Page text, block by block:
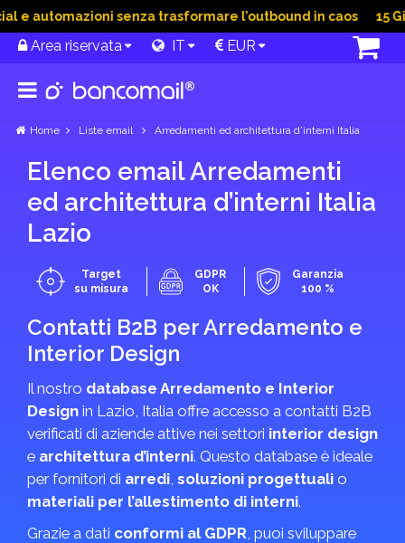
automazioni senza trasformare l’outbound in caos 15 Giu
Area riservata IT EUR
Home Liste email Arredamenti ed architettura d’interni Italia
Elenco email Arredamenti
ed architettura d’interni Italia
Lazio
Target
su misura
GDPR
OK
Garanzia
100 %
Contatti B2B per Arredamento e
Interior Design
Il nostro database Arredamento e Interior
Design in Lazio, Italia offre accesso a contatti B2B
verificati di aziende attive nei settori interior design
e architettura d’interni. Questo database è ideale
per fornitori di arredi, soluzioni progettuali o
materiali per l’allestimento di interni.
Grazie a dati conformi al GDPR, puoi sviluppare